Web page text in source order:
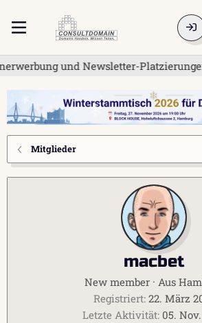
und Newsletter-
Mitglieder
macbet
New member · Aus
Registriert 22. März
Letzte Aktivität 05.